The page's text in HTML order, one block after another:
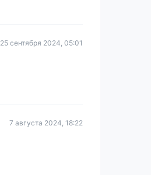
25 сентября 2024, 05:01
7 августа 2024, 18:22